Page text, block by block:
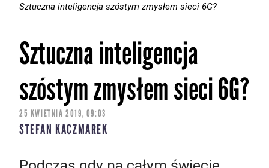
Sztuczna inteligencja szóstym zmysłem sieci 6G?
Sztuczna inteligencja
szóstym zmysłem sieci 6G?
25 KWIETNIA 2019, 09:03
STEFAN KACZMAREK